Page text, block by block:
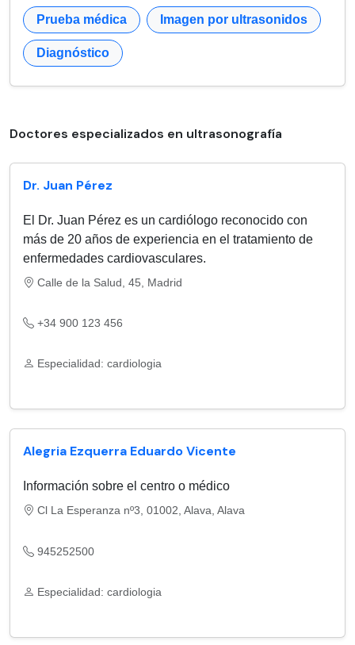
Prueba médica Imagen por ultrasonidos
Diagnóstico
Doctores especializados en ultrasonografía
Dr. Juan Pérez
El Dr. Juan Pérez es un cardiólogo reconocido con
más de 20 años de experiencia en el tratamiento de
enfermedades cardiovasculares.
Calle de la Salud, 45, Madrid
+34 900 123 456
Especialidad: cardiologia
Alegria Ezquerra Eduardo Vicente
Información sobre el centro o médico
Cl La Esperanza nº3, 01002, Alava, Alava
945252500
Especialidad: cardiologia